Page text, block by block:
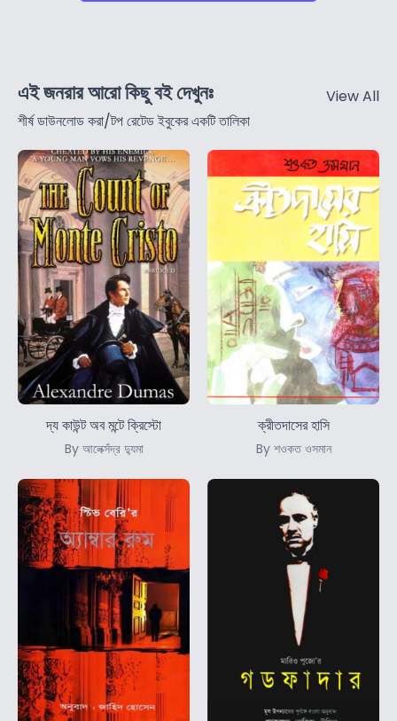
এই জনরার আরো কিছু বই দেখুনঃ
শীর্ষ ডাউনলোড করা/টপ রেটেড ইবুকের একটি তালিকা
View All
দ্য কাউন্ট অব মন্টে ক্রিস্টো
By আলেক্সঁদ্র দ্যুমা
ক্রীতদাসের হাসি
By শওকত ওসমান